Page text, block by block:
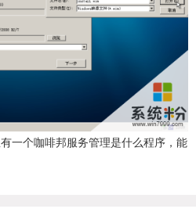
一个咖啡邦服务管理是什么程序，能